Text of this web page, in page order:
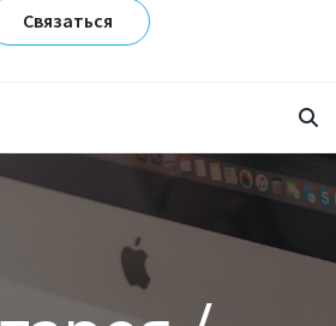
Связаться